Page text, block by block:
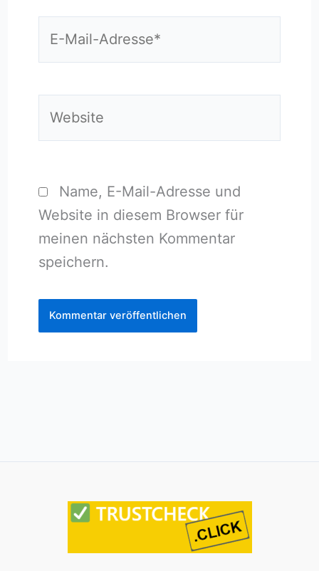
Name, E-Mail-Adresse und
Website in diesem Browser für
meinen nächsten Kommentar
speichern.